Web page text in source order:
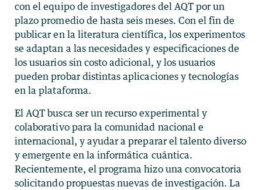
con el equipo de investigadores del AQT por un
plazo promedio de hasta seis meses. Con el fin de
publicar en la literatura científica, los experimentos
se adaptan a las necesidades y especificaciones de
los usuarios sin costo adicional, y los usuarios
pueden probar distintas aplicaciones y tecnologías
en la plataforma.
El AQT busca ser un recurso experimental y
colaborativo para la comunidad nacional e
internacional, y ayudar a preparar el talento diverso
y emergente en la informática cuántica.
Recientemente, el programa hizo una convocatoria
solicitando propuestas nuevas de investigación. La